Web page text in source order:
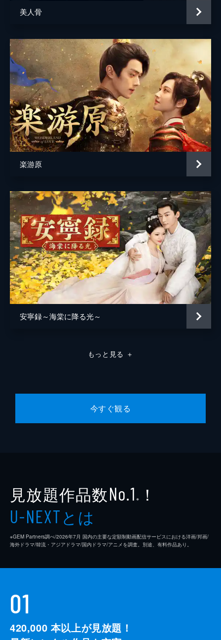
聞かずに介抱し、自分が家を支えるから安心
して碁を続けてほしいと伝える。その言葉に
温かみを感じた崔行舟は、倒れていた柳眠棠
を見つけた日のことを思い出す。
48分
第6話 冷戦からの再出発
崔行舟と冷戦状態になった柳眠棠。かつて自
分たちはどんな夫婦だったのかと疑問を抱く
も、崔行舟には恩義があるため、恩人として
尽くそうと心を決める。一方、霊泉鎮瓷行商
会は運搬船の貸し出しに難色を示すが...。
49分
トンボの文様の皿の焼成に成功した柳眠棠
は、商会の面々に見せようとするも門前で拒
まれてしまう。その頃、淮陽王府には双嶺村
の土地の件で、玉焼瓷坊への訴状が届く。柳
眠棠は、非はないと崔行舟に慰められ...。
48分
第8話 青（せい）州の秘密
肌着姿で夫の帰りを待っていた柳眠棠だが、
崔行舟は自らを抑え寝室を出ていく。後日、
范虎から仰山の賊を従える若い男が陸文では
ないかと報告が入る。その男を探すため、崔
行舟は青州行きを決意する。
いて根城に突入する。扉越しに降伏を勧告す
く現れ、捕縛は阻まれてしまう。
美人骨
楽游原
安寧録～海棠に降る光～
もっと見る ＋
今すぐ観る
見放題作品数No.1 ※ ！
U-NEXTとは
※GEM Partners調べ/2026年7⽉ 国内の主要な定額制動画配信サービスにおける洋画/邦画/
海外ドラマ/韓流・アジアドラマ/国内ドラマ/アニメを調査。別途、有料作品あり。
01
420,000 本以上が見放題！